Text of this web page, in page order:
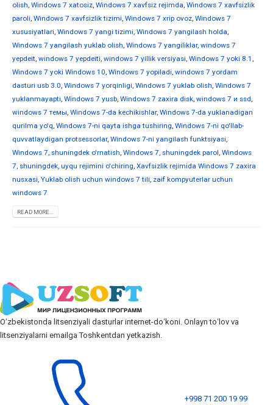
olish, Windows 7 xatosiz, Windows 7 xavfsiz rejimda, Windows 7 xavfsizlik
paroli, Windows 7 xavfsizlik tizimi, Windows 7 xrip ovoz, Windows 7
xususiyatlari, Windows 7 yangi tizimi, Windows 7 yangilash holda,
Windows 7 yangilash yuklab olish, Windows 7 yangiliklar, windows 7
yepdeit, windows 7 yepdeiti, windows 7 yillik versiyasi, Windows 7 yoki 8.1 ,
Windows 7 yoki Windows 10, Windows 7 yopiladi, windows 7 yordam
dasturi usb 3.0, Windows 7 yorqinligi, Windows 7 yuklab olish, Windows 7
yuklanmayapti, Windows 7 yusb, Windows 7 zaxira disk, windows 7 и ssd,
windows 7 темы, Windows 7-da kechikishlar, Windows 7-da yuklanadigan
qurilma yo'q, Windows 7-ni qayta ishga tushiring, Windows 7-ni qo'llab-
quvvatlaydigan protsessorlar, Windows 7-ni yangilash funktsiyasi,
Windows 7, shuningdek o'rnatish, Windows 7, shuningdek parol, Windows
7, shuningdek, uyqu rejimini o'chiring, Xavfsizlik rejimida Windows 7 zaxira
nusxasi, Yuklab olish uchun windows 7 tili, zaif kompyuterlar uchun
windows 7
READ MORE...
Oʻzbekistonda litsenziyali dasturlar internet-doʻkoni. Onlayn toʻlov va
litsenziyalarni emailga Toshkentdan yetkazish.
+998 71 200 19 99